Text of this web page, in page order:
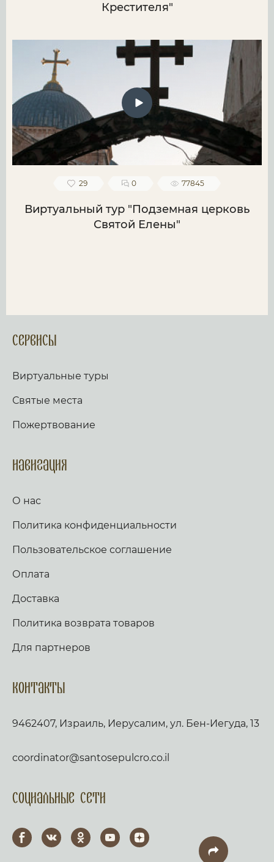
Крестителя"
29 0 77845
Виртуальный тур "Подземная церковь
Святой Елены"
Сервисы
Виртуальные туры
Святые места
Пожертвование
Навигация
О нас
Политика конфиденциальности
Пользовательское соглашение
Оплата
Доставка
Политика возврата товаров
Для партнеров
Контакты
9462407, Израиль, Иерусалим, ул. Бен-Иегуда, 13
coordinator@santosepulcro.co.il
Социальные сети